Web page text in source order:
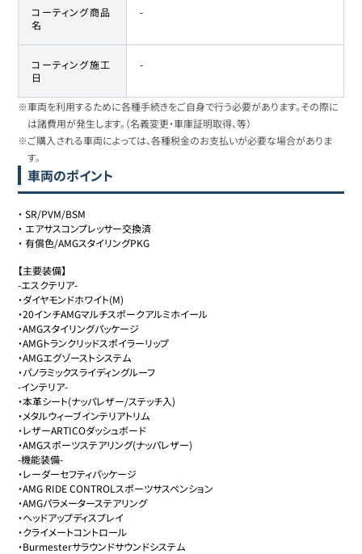
コーティング商品
名
-
コーティング施工
日
-
※車両を利用するために各種手続きをご自身で行う必要があります。その際に
は諸費用が発生します。（名義変更・車庫証明取得、等）
※ご購入される車両によっては、各種税金のお支払いが必要な場合がありま
す。
車両のポイント
・SR/PVM/BSM
・ エアサスコンプレッサー交換済
・有償色/AMGスタイリングPKG
【主要装備】
-エスクテリア-
・ダイヤモンドホワイト(M)
・20インチAMGマルチスポークアルミホイール
・AMGスタイリングパッケージ
・AMGトランクリッドスポイラーリップ
・AMGエグゾーストシステム
・パノラミックスライディングルーフ
-インテリア-
・本革シート(ナッパレザー/ステッチ入)
・メタルウィーブインテリアトリム
・レザーARTICOダッシュボード
・AMGスポーツステアリング(ナッパレザー)
-機能装備-
・レーダーセフティパッケージ
・AMG RIDE CONTROLスポーツサスペンション
・AMGパラメーターステアリング
・ヘッドアップディスプレイ
・クライメートコントロール
・Burmesterサラウンドサウンドシステム